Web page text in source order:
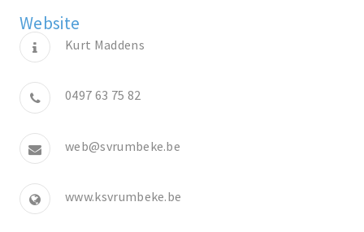
Website
Kurt Maddens
0497 63 75 82
web@svrumbeke.be
www.ksvrumbeke.be